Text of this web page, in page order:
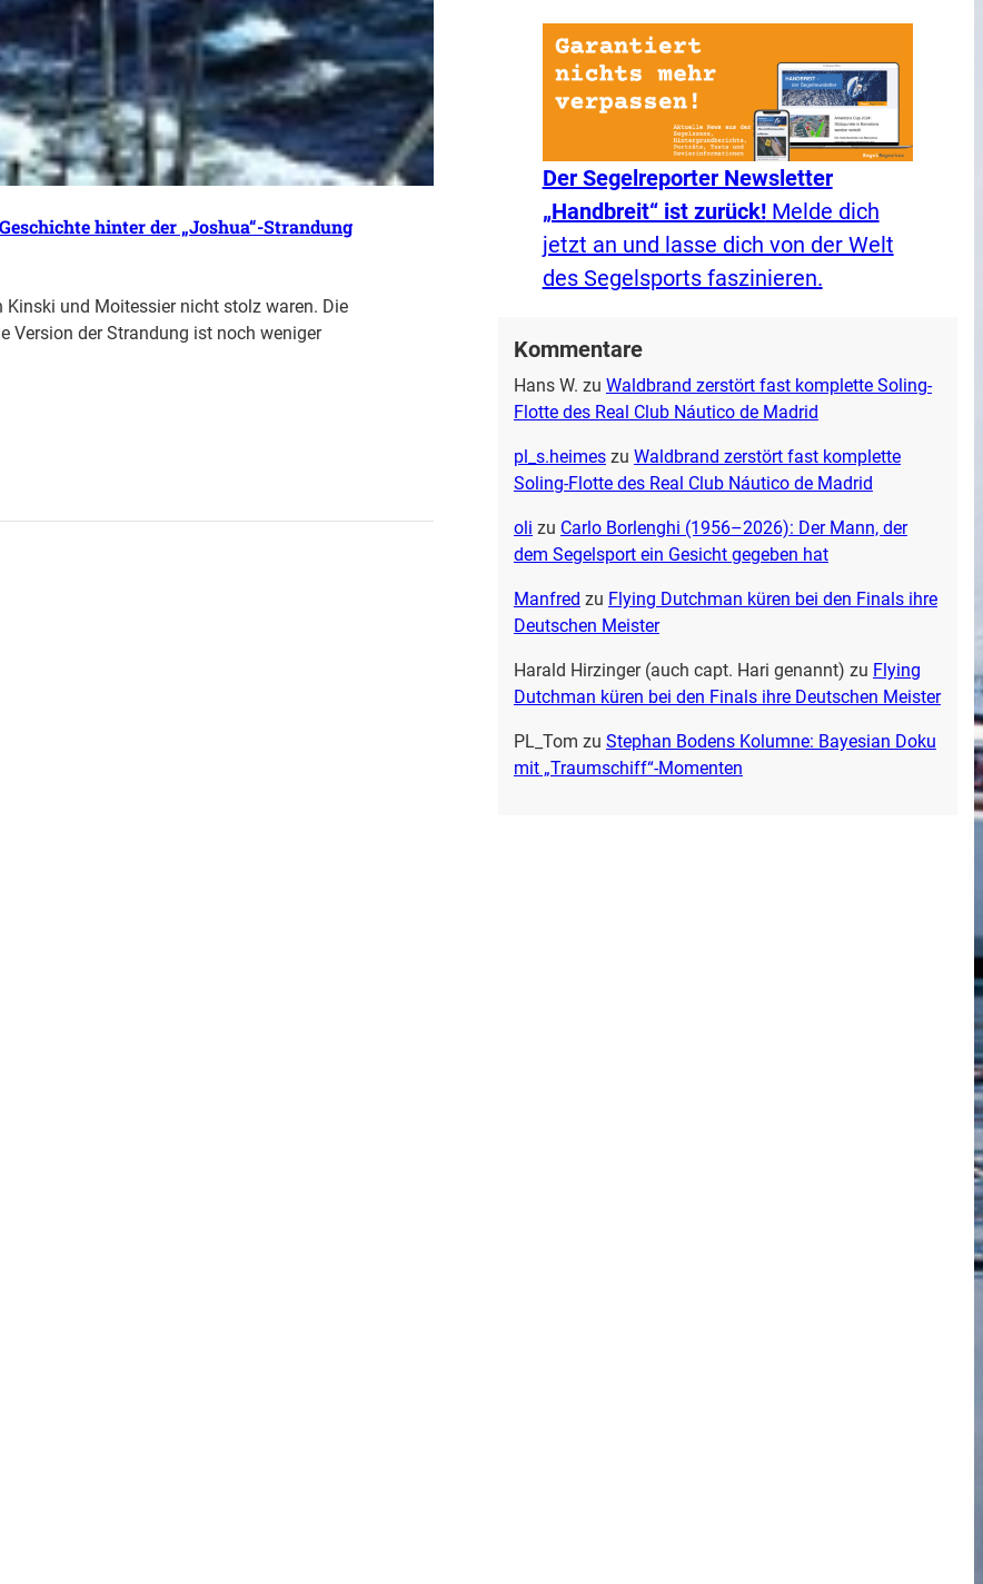
hinter der „Joshua“-Strandung
Kinski und Moitessier nicht stolz waren. Die
Version der Strandung ist noch weniger
Der Segelreporter Newsletter
„Handbreit“ ist zurück!Melde dich
jetzt an und lasse dich von der Welt
des Segelsports faszinieren.
Kommentare
Hans W. zu Waldbrand zerstört fast komplette Soling-
Flotte des Real Club Náutico de Madrid
pl_s.heimeszu Waldbrand zerstört fast komplette
Soling-Flotte des Real Club Náutico de Madrid
oli zu Carlo Borlenghi (1956–2026): Der Mann, der
dem Segelsport ein Gesicht gegeben hat
Manfred zu Flying Dutchman küren bei den Finals ihre
Deutschen Meister
Harald Hirzinger (auch capt. Hari genannt) zu Flying
Dutchman küren bei den Finals ihre Deutschen Meister
PL_Tom zu Stephan Bodens Kolumne: Bayesian Doku
mit „Traumschiff“-Momenten